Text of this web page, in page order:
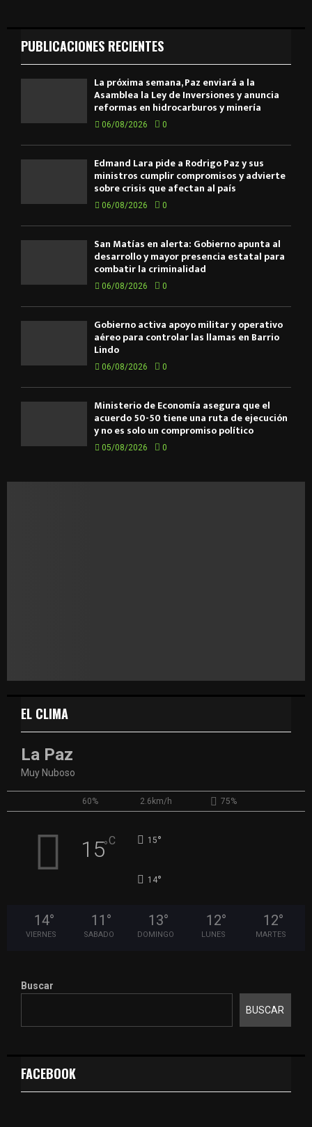
PUBLICACIONES RECIENTES
La próxima semana, Paz enviará a la
Asamblea la Ley de Inversiones y anuncia
reformas en hidrocarburos y minería
06/08/2026 0
Edmand Lara pide a Rodrigo Paz y sus
ministros cumplir compromisos y advierte
sobre crisis que afectan al país
06/08/2026 0
San Matías en alerta: Gobierno apunta al
desarrollo y mayor presencia estatal para
combatir la criminalidad
06/08/2026 0
Gobierno activa apoyo militar y operativo
aéreo para controlar las llamas en Barrio
Lindo
06/08/2026 0
Ministerio de Economía asegura que el
acuerdo 50-50 tiene una ruta de ejecución
y no es solo un compromiso político
05/08/2026 0
EL CLIMA
La Paz
Muy Nuboso
60% 2.6km/h 75%
15°C 15°
14°
14°
VIERNES
11 °
SABADO
13°
DOMINGO
12°
LUNES
12°
MARTES
Buscar
BUSCAR
FACEBOOK